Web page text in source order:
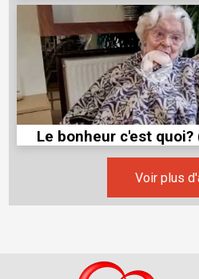
Le bonheur c'est
Voir plus